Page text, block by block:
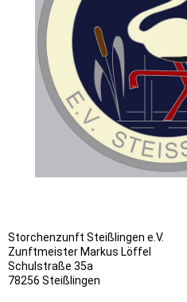
Storchenzunft Steißlingen e.V.
Zunftmeister Markus Löffel
Schulstraße 35a
78256 Steißlingen